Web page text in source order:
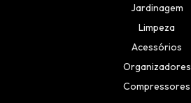
Jardinagem
Limpeza
Acessórios
Organizadores
Compressores